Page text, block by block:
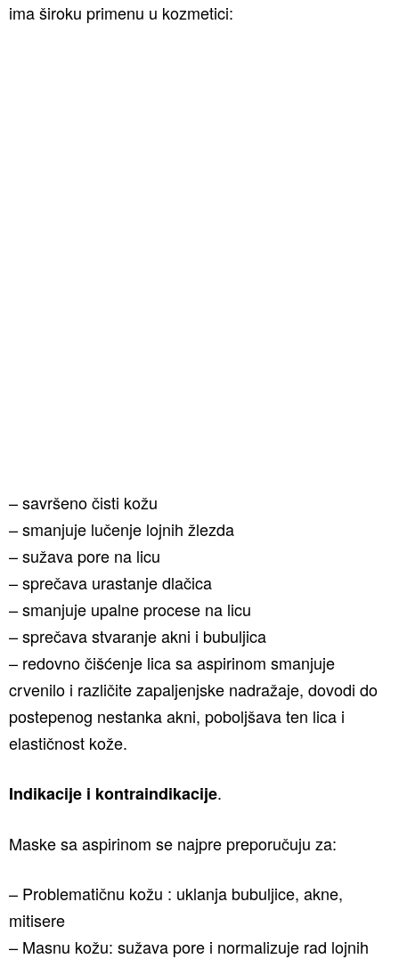
ima široku primenu u kozmetici:
– savršeno čisti kožu
– smanjuje lučenje lojnih žlezda
– sužava pore na licu
– sprečava urastanje dlačica
– smanjuje upalne procese na licu
– sprečava stvaranje akni i bubuljica
– redovno čišćenje lica sa aspirinom smanjuje
crvenilo i različite zapaljenjske nadražaje, dovodi do
postepenog nestanka akni, poboljšava ten lica i
elastičnost kože.
Indikacije i kontraindikacije.
Maske sa aspirinom se najpre preporučuju za:
– Problematičnu kožu : uklanja bubuljice, akne,
mitisere
– Masnu kožu: sužava pore i normalizuje rad lojnih